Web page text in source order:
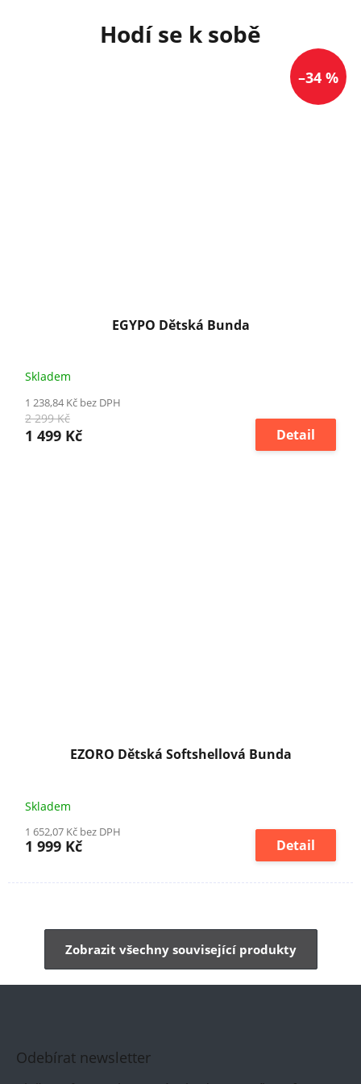
–34 %
EGYPO Dětská Bunda
Skladem
1 238,84 Kč bez DPH
2 299 Kč
1 499 Kč Detail
EZORO Dětská Softshellová Bunda
Skladem
1 652,07 Kč bez DPH
1 999 Kč Detail
Zobrazit všechny související produkty
Odebírat newsletter